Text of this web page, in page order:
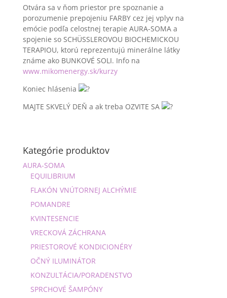
Otvára sa v ňom priestor pre spoznanie a
porozumenie prepojeniu FARBY cez jej vplyv na
emócie podľa celostnej terapie AURA-SOMA a
spojenie so SCHÜSSLEROVOU BIOCHEMICKOU
TERAPIOU, ktorú reprezentujú minerálne látky
známe ako BUNKOVÉ SOLI. Info na
www.mikomenergy.sk/kurzy
Koniec hlásenia
MAJTE SKVELÝ DEŇ a ak treba OZVITE SA
Kategórie produktov
AURA-SOMA
EQUILIBRIUM
FLAKÓN VNÚTORNEJ ALCHÝMIE
POMANDRE
KVINTESENCIE
VRECKOVÁ ZÁCHRANA
PRIESTOROVÉ KONDICIONÉRY
OČNÝ ILUMINÁTOR
KONZULTÁCIA/PORADENSTVO
SPRCHOVÉ ŠAMPÓNY